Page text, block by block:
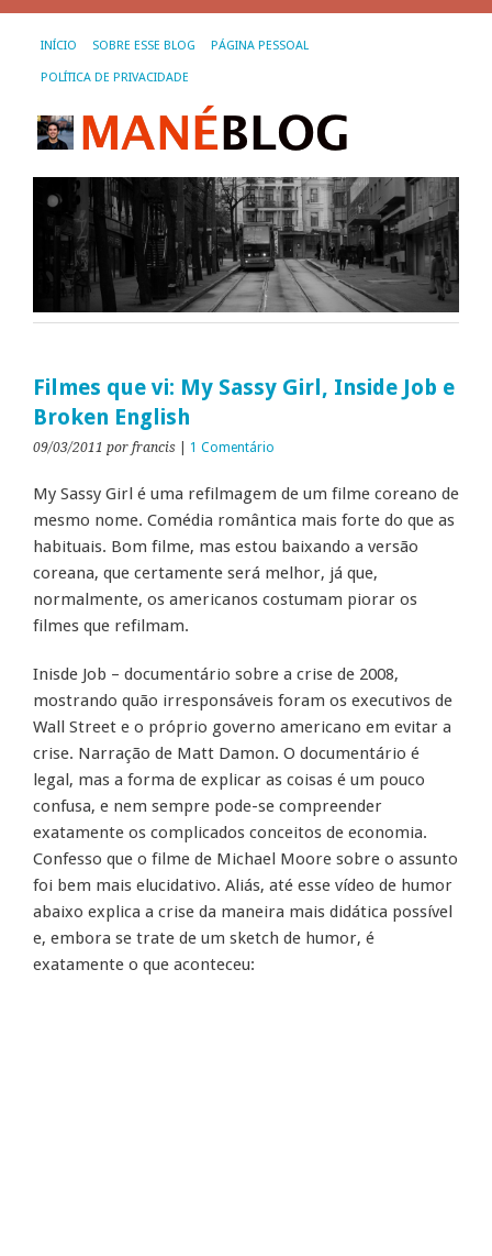
INÍCIO SOBRE ESSE BLOG PÁGINA PESSOAL
POLÍTICA DE PRIVACIDADE
Filmes que vi: My Sassy Girl, Inside Job e
Broken English
09/03/2011 por francis 1 Comentário
My Sassy Girl é uma refilmagem de um filme coreano de
mesmo nome. Comédia romântica mais forte do que as
habituais. Bom filme, mas estou baixando a versão
coreana, que certamente será melhor, já que,
normalmente, os americanos costumam piorar os
filmes que refilmam.
Inisde Job – documentário sobre a crise de 2008,
mostrando quão irresponsáveis foram os executivos de
Wall Street e o próprio governo americano em evitar a
crise. Narração de Matt Damon. O documentário é
legal, mas a forma de explicar as coisas é um pouco
confusa, e nem sempre pode-se compreender
exatamente os complicados conceitos de economia.
Confesso que o filme de Michael Moore sobre o assunto
foi bem mais elucidativo. Aliás, até esse vídeo de humor
abaixo explica a crise da maneira mais didática possível
e, embora se trate de um sketch de humor, é
exatamente o que aconteceu: